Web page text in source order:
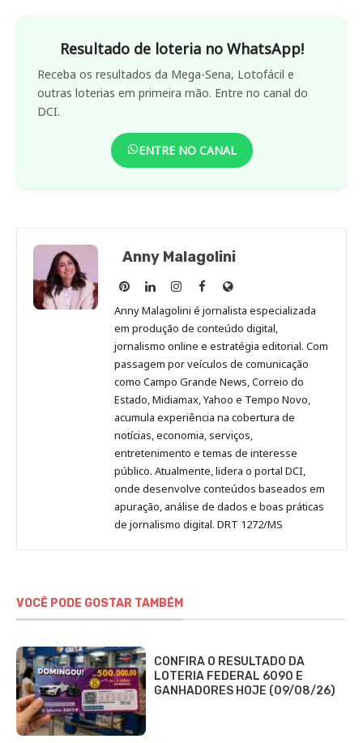
Resultado de loteria no WhatsApp!
Receba os resultados da Mega-Sena, Lotofácil e
outras loterias em primeira mão. Entre no canal do
DCI.
ENTRE NO CANAL
Anny Malagolini
Anny
Malagolini
no
Pinterest
Anny
Malagolini
no
LinkedIn
Anny
Malagolini
no
Instagram
Anny
Malagolini
no
Facebook
Site
de
Anny
Malagolini
Anny Malagolini é jornalista especializada
em produção de conteúdo digital,
jornalismo online e estratégia editorial. Com
passagem por veículos de comunicação
como Campo Grande News, Correio do
Estado, Midiamax, Yahoo e Tempo Novo,
acumula experiência na cobertura de
notícias, economia, serviços,
entretenimento e temas de interesse
público. Atualmente, lidera o portal DCI,
onde desenvolve conteúdos baseados em
apuração, análise de dados e boas práticas
de jornalismo digital. DRT 1272/MS
VOCÊ PODE GOSTAR TAMBÉM
CONFIRA O RESULTADO DA
LOTERIA FEDERAL 6090 E
GANHADORES HOJE (09/08/26)